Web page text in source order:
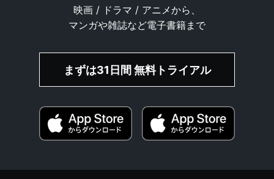
映画 / ドラマ / アニメから、
マンガや雑誌など電子書籍まで
まずは31日間 無料トライアル